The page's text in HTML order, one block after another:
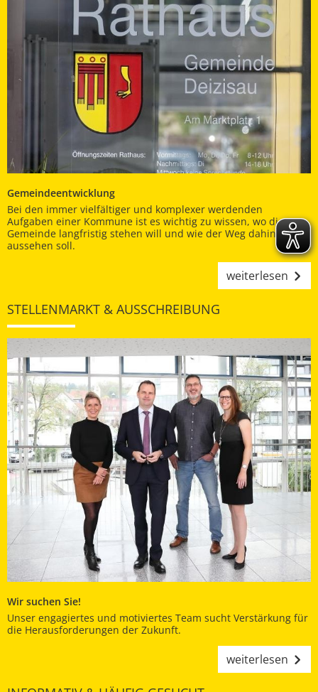
Gemeindeentwicklung
Bei den immer vielfältiger und komplexer werdenden
Aufgaben einer Kommune ist es wichtig zu wissen, wo die
Gemeinde langfristig stehen will und wie der Weg dahin
aussehen soll.
weiterlesen
STELLENMARKT & AUSSCHREIBUNG
Wir suchen Sie!
Unser engagiertes und motiviertes Team sucht Verstärkung für
die Herausforderungen der Zukunft.
weiterlesen